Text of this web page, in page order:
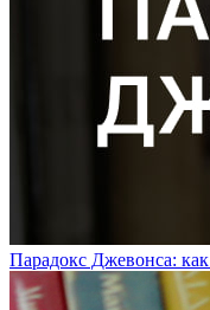
Парадокс Джевонса: